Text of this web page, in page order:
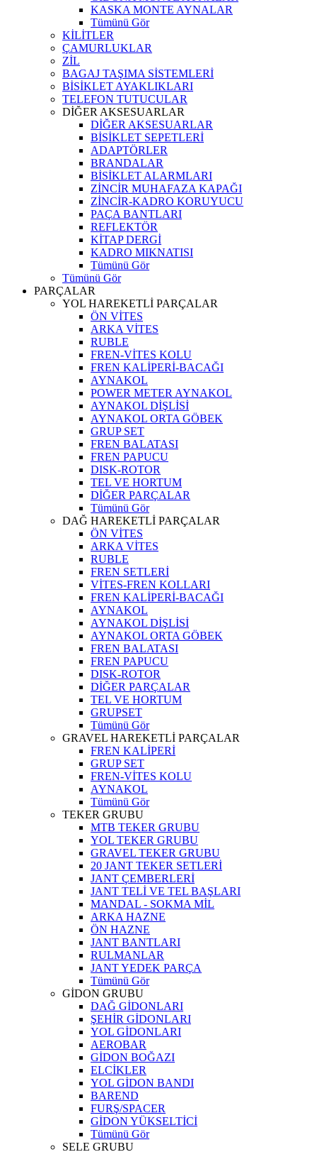
KASKA MONTE AYNALAR
Tümünü Gör
KİLİTLER
ÇAMURLUKLAR
ZİL
BAGAJ TAŞIMA SİSTEMLERİ
BİSİKLET AYAKLIKLARI
TELEFON TUTUCULAR
DİĞER AKSESUARLAR
DİĞER AKSESUARLAR
BİSİKLET SEPETLERİ
ADAPTÖRLER
BRANDALAR
BİSİKLET ALARMLARI
ZİNCİR MUHAFAZA KAPAĞI
ZİNCİR-KADRO KORUYUCU
PAÇA BANTLARI
REFLEKTÖR
KİTAP DERGİ
KADRO MIKNATISI
Tümünü Gör
Tümünü Gör
PARÇALAR
YOL HAREKETLİ PARÇALAR
ÖN VİTES
ARKA VİTES
RUBLE
FREN-VİTES KOLU
FREN KALİPERİ-BACAĞI
AYNAKOL
POWER METER AYNAKOL
AYNAKOL DİŞLİSİ
AYNAKOL ORTA GÖBEK
GRUP SET
FREN BALATASI
FREN PAPUCU
DISK-ROTOR
TEL VE HORTUM
DİĞER PARÇALAR
Tümünü Gör
DAĞ HAREKETLİ PARÇALAR
ÖN VİTES
ARKA VİTES
RUBLE
FREN SETLERİ
VİTES-FREN KOLLARI
FREN KALİPERİ-BACAĞI
AYNAKOL
AYNAKOL DİŞLİSİ
AYNAKOL ORTA GÖBEK
FREN BALATASI
FREN PAPUCU
DISK-ROTOR
DİĞER PARÇALAR
TEL VE HORTUM
GRUPSET
Tümünü Gör
GRAVEL HAREKETLİ PARÇALAR
FREN KALİPERİ
GRUP SET
FREN-VİTES KOLU
AYNAKOL
Tümünü Gör
TEKER GRUBU
MTB TEKER GRUBU
YOL TEKER GRUBU
GRAVEL TEKER GRUBU
20 JANT TEKER SETLERİ
JANT ÇEMBERLERİ
JANT TELİ VE TEL BAŞLARI
MANDAL - SOKMA MİL
ARKA HAZNE
ÖN HAZNE
JANT BANTLARI
RULMANLAR
JANT YEDEK PARÇA
Tümünü Gör
GİDON GRUBU
DAĞ GİDONLARI
ŞEHİR GİDONLARI
YOL GİDONLARI
AEROBAR
GİDON BOĞAZI
ELCİKLER
YOL GİDON BANDI
BAREND
FURŞ/SPACER
GİDON YÜKSELTİCİ
Tümünü Gör
SELE GRUBU